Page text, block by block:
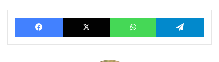
Facebook X WhatsApp